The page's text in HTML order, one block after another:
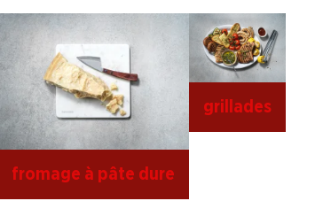
fromage à pâte dure
grillades